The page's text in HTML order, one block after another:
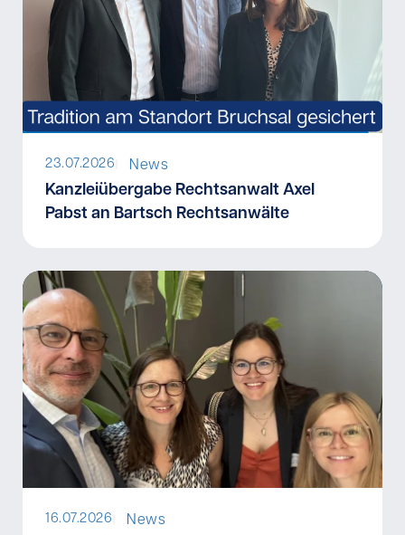
News
23.07.2026
Kanzleiübergabe Rechtsanwalt Axel
Pabst an Bartsch Rechtsanwälte
News
16.07.2026